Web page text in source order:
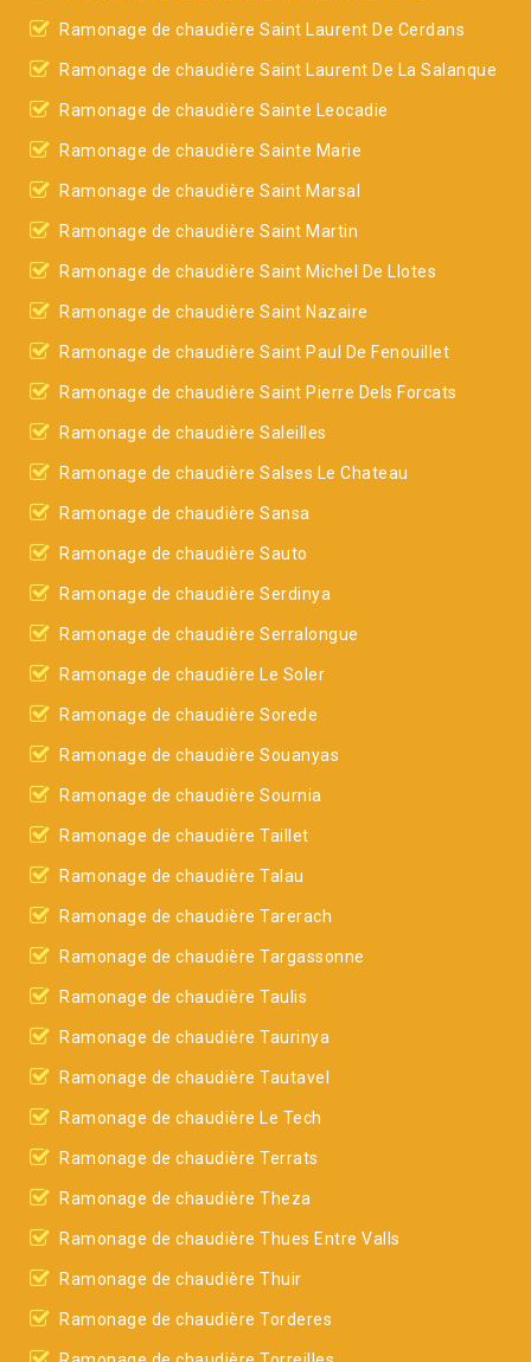
Ramonage de chaudière Saint Laurent De Cerdans
Ramonage de chaudière Saint Laurent De La Salanque
Ramonage de chaudière Sainte Leocadie
Ramonage de chaudière Sainte Marie
Ramonage de chaudière Saint Marsal
Ramonage de chaudière Saint Martin
Ramonage de chaudière Saint Michel De Llotes
Ramonage de chaudière Saint Nazaire
Ramonage de chaudière Saint Paul De Fenouillet
Ramonage de chaudière Saint Pierre Dels Forcats
Ramonage de chaudière Saleilles
Ramonage de chaudière Salses Le Chateau
Ramonage de chaudière Sansa
Ramonage de chaudière Sauto
Ramonage de chaudière Serdinya
Ramonage de chaudière Serralongue
Ramonage de chaudière Le Soler
Ramonage de chaudière Sorede
Ramonage de chaudière Souanyas
Ramonage de chaudière Sournia
Ramonage de chaudière Taillet
Ramonage de chaudière Talau
Ramonage de chaudière Tarerach
Ramonage de chaudière Targassonne
Ramonage de chaudière Taulis
Ramonage de chaudière Taurinya
Ramonage de chaudière Tautavel
Ramonage de chaudière Le Tech
Ramonage de chaudière Terrats
Ramonage de chaudière Theza
Ramonage de chaudière Thues Entre Valls
Ramonage de chaudière Thuir
Ramonage de chaudière Torderes